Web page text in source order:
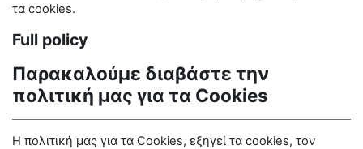
τα cookies.
Full policy
Παρακαλούμε διαβάστε την
πολιτική μας για τα Cookies
Η πολιτική μας για τα Cookies, εξηγεί τα cookies, τον